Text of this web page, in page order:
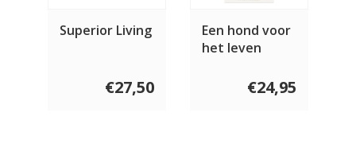
Superior Living
€27,50
Een hond voor
het leven
€24,95